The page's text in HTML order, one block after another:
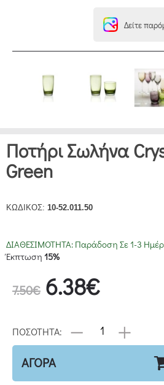
Δείτε
Ποτήρι Σωλήνα
Green
ΚΩΔΙΚΟΣ: 10-52.011.50
ΔΙΑΘΕΣΙΜΟΤΗΤΑ: Παράδοση Σε 1-3
Έκπτωση 15%
7.50€ 6.38€
ΠΟΣΟΤΗΤΑ:
ΑΓΟΡΑ